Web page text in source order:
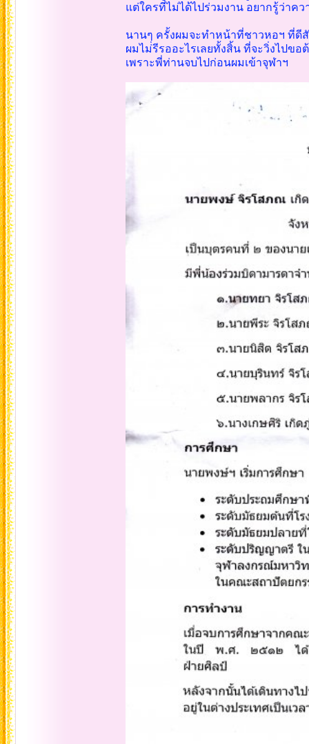
แต่ใครที่ไม่ได้ไปร่วมงาน อยากรู้ว่าค
นานๆ ครั้งผมจะทำหน้าที่ชาวหอฯ ที่ดี
ผมไม่่รีรออะไรเลยทั้งสิ้น ที่จะวิ่งไปข
เพราะพี่ท่านจบไปก่อนผมเข้าจุฬาฯ